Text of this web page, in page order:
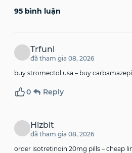
95 bình luận
Trfunl
đã tham gia 08, 2026
buy stromectol usa – buy
0 Reply
Hizblt
đã tham gia 08, 2026
order isotretinoin 20mg pills – cheap